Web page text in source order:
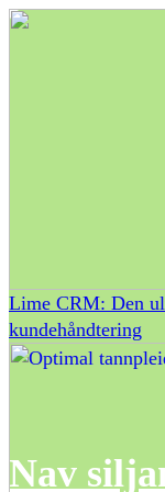
Lime CRM: Den
kundehåndtering
Nav